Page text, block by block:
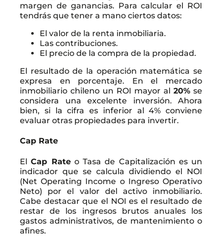
margen de ganancias. Para calcular el ROI
tendrás que tener a mano ciertos datos:
El valor de la renta inmobiliaria.
Las contribuciones.
El precio de la compra de la propiedad.
El resultado de la operación matemática se
expresa en porcentaje. En el mercado
inmobiliario chileno un ROI mayor al 20% se
considera una excelente inversión. Ahora
bien, si la cifra es inferior al 4% conviene
evaluar otras propiedades para invertir.
Cap Rate
ElCap Rateo Tasa de Capitalización es un
indicador que se calcula dividiendo el NOI
(Net Operating Income o Ingreso Operativo
Neto) por el valor del activo inmobiliario.
Cabe destacar que el NOI es el resultado de
restar de los ingresos brutos anuales los
gastos administrativos, de mantenimiento o
afines.